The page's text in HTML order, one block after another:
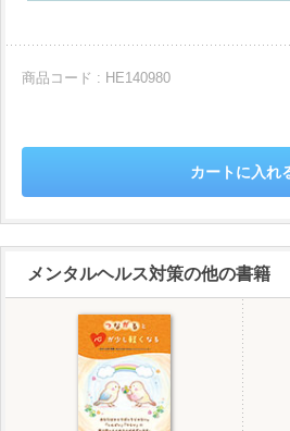
商品コード : HE140980
メンタルヘルス対策の他の書籍